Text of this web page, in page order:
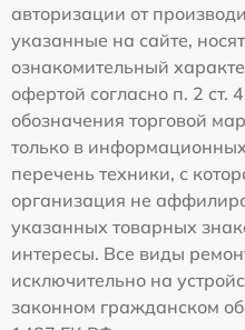
авторизации от
указанные на сайте,
ознакомительный
офертой согласно п. 2
обозначения торговой
только в
перечень техники, с
организация не
указанных товарных
интересы. Все виды
исключительно на
законном гражданском